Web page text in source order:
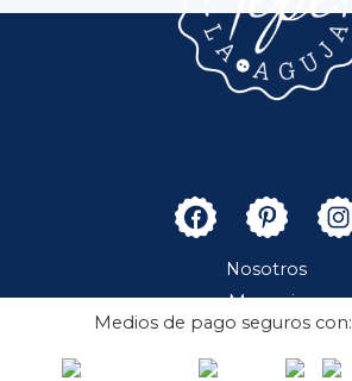
Nosotros
Merceria
Boutique
Contacto
Medios de pago seguros con: